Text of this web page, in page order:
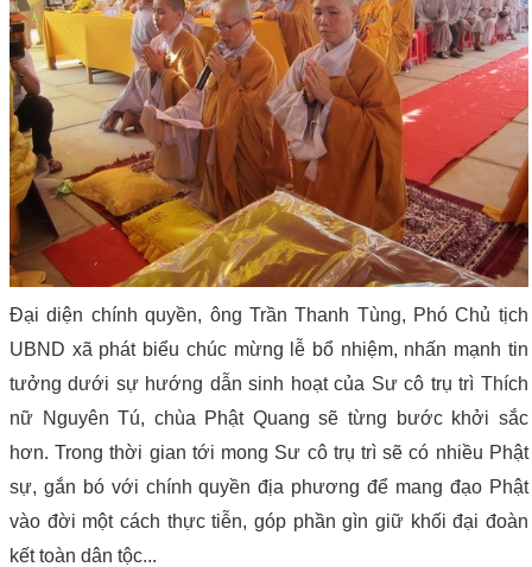
Đại diện chính quyền, ông Trần Thanh Tùng, Phó Chủ tịch
UBND xã phát biểu chúc mừng lễ bổ nhiệm, nhấn mạnh tin
tưởng dưới sự hướng dẫn sinh hoạt của Sư cô trụ trì Thích
nữ Nguyên Tú, chùa Phật Quang sẽ từng bước khởi sắc
hơn. Trong thời gian tới mong Sư cô trụ trì sẽ có nhiều Phật
sự, gắn bó với chính quyền địa phương để mang đạo Phật
vào đời một cách thực tiễn, góp phần gìn giữ khối đại đoàn
kết toàn dân tộc...